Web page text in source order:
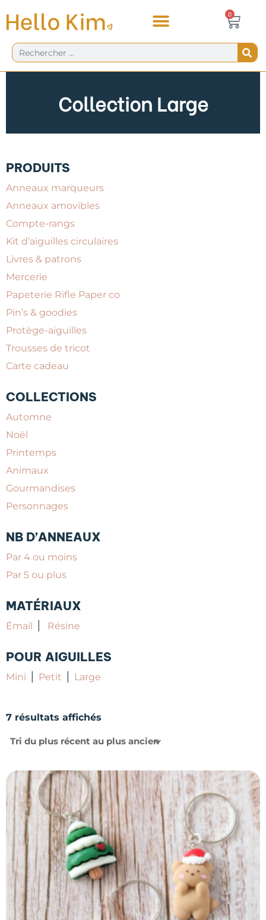
au
€ 0
Rechercher
Collection Large
PRODUITS
Anneaux marqueurs
Anneaux amovibles
Compte-rangs
Kit d’aiguilles circulaires
Livres & patrons
Mercerie
Papeterie Rifle Paper co
Pin’s & goodies
Protège-aiguilles
Trousses de tricot
Carte cadeau
COLLECTIONS
Automne
Noël
Printemps
Animaux
Gourmandises
Personnages
NB D’ANNEAUX
Par 4 ou moins
Par 5 ou plus
MATÉRIAUX
Émail | Résine
POUR AIGUILLES
Mini | Petit | Large
7 résultats affichés
récent
au